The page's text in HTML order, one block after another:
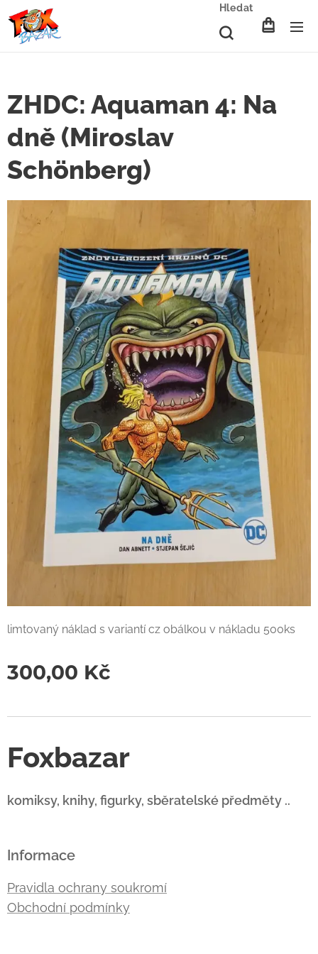
Hledat
ZHDC: Aquaman 4: Na
dně (Miroslav
Schönberg)
limtovaný náklad s variantí cz obálkou v nákladu 500ks
300,00 Kč
Foxbazar
komiksy, knihy, figurky, sběratelské předměty ..
Informace
Pravidla ochrany soukromí
Obchodní podmínky